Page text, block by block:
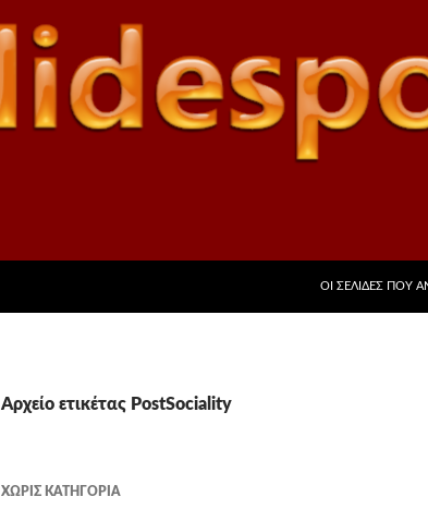
ΟΙ ΣΕΛΊΔΕΣ ΠΟΥ
Αρχείο ετικέτας PostSociality
ΧΩΡΊΣ ΚΑΤΗΓΟΡΊΑ